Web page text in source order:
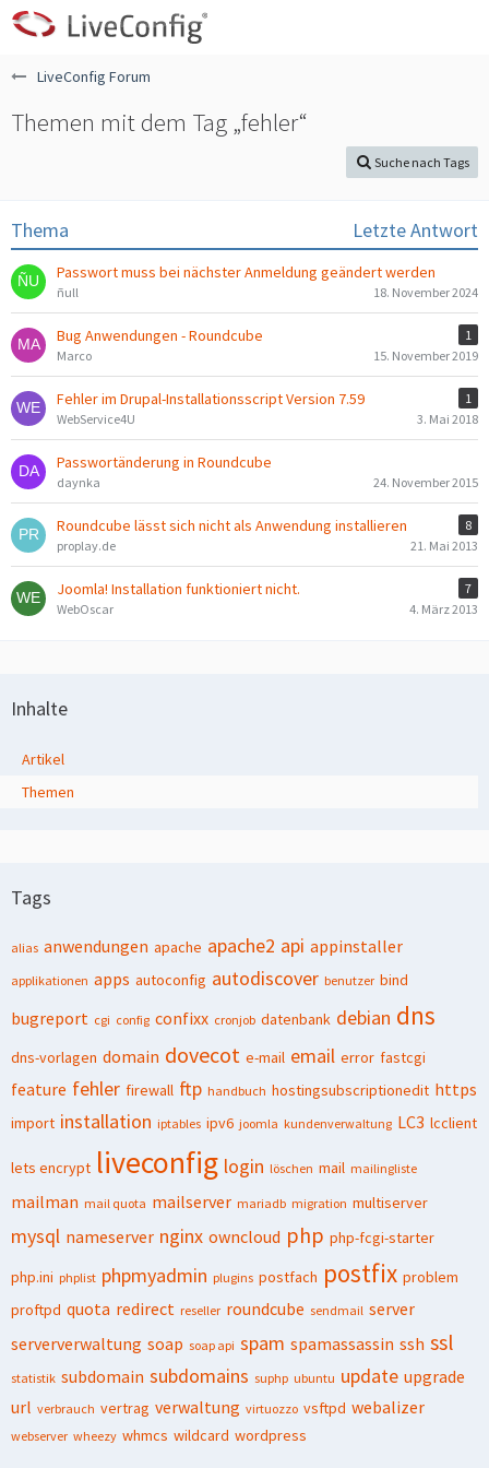
LiveConfig Forum
Themen mit dem Tag „fehler“
Suche nach Tags
Thema Letzte Antwort
Passwort muss bei nächster Anmeldung geändert werden
ñull 18. November 2024
Bug Anwendungen - Roundcube
1
Marco
15. November 2019
Fehler im Drupal-Installationsscript Version 7.59
1
WebService4U
3. Mai 2018
Passwortänderung in Roundcube
daynka 24. November 2015
Roundcube lässt sich nicht als Anwendung installieren
8
proplay.de
21. Mai 2013
Joomla! Installation funktioniert nicht.
7
WebOscar
4. März 2013
Inhalte
Artikel
Themen
Tags
alias anwendungen apache apache2 api appinstaller
applikationen apps autoconfig autodiscover benutzer bind
bugreport cgi config confixx cronjob datenbank debian dns
dns-vorlagen domain dovecot e-mail email error fastcgi
feature fehler firewall ftp handbuch hostingsubscriptionedit https
import installation iptables ipv6 joomla kundenverwaltung LC3 lcclient
lets encrypt liveconfig login löschen mail mailingliste
mailman mail quota mailserver mariadb migration multiserver
mysql nameserver nginx owncloud php php-fcgi-starter
php.ini phplist phpmyadmin plugins postfach postfix problem
proftpd quota redirect reseller roundcube sendmail server
serververwaltung soap soap api spam spamassassin ssh ssl
statistik subdomain subdomains suphp ubuntu update upgrade
url verbrauch vertrag verwaltung virtuozzo vsftpd webalizer
webserver wheezy whmcs wildcard wordpress